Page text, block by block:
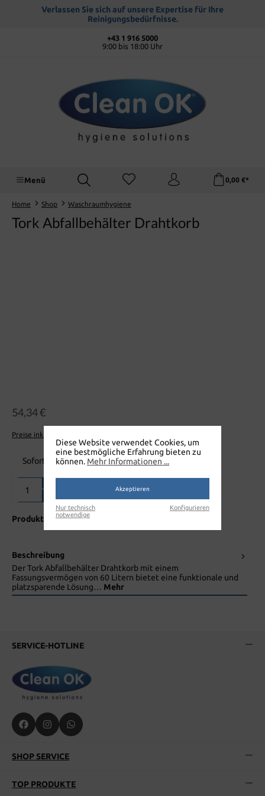
springenVerlassen Sie sich auf unsere Expertise für Ihre
Reinigungsbedürfnisse.
+43 1 916 5000
9:00 bis 18:00 Uhr
Menü 0,00 €*
Home Shop Waschraumhygiene
Tork Abfallbehälter Drahtkorb
54,34 €
Preise inkl. MwSt. zzgl. Versandkosten
Sofort verfügbar, Lieferzeit: 2-5 Tage
In den Warenkorb
Produktnummer:W203
Beschreibung
Der Tork Abfallbehälter Drahtkorb mit einem
Fassungsvermögen von 60 Litern bietet eine funktionale und
platzsparende Lösung… Mehr
SERVICE-HOTLINE
SHOP SERVICE
TOP PRODUKTE
Diese Website verwendet Cookies, um
eine bestmögliche Erfahrung bieten zu
können. Mehr Informationen ...
Akzeptieren
Nur technisch
notwendige
Konfigurieren